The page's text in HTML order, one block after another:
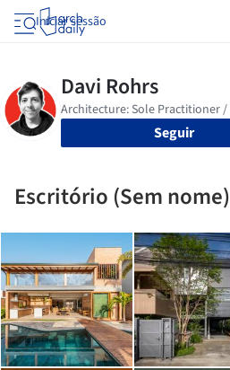
Iniciar sessão
Seguir
Escritório (Sem nome)